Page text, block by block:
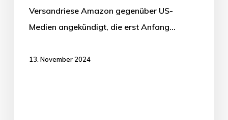
Versandriese Amazon gegenüber US-
Medien angekündigt, die erst Anfang…
13. November 2024